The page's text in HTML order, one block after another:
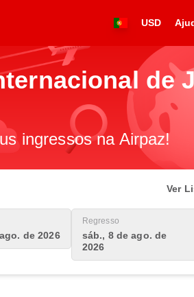
USD
de
ingressos na Airpaz!
Ver
de 2026
Regresso
sáb., 8 de ago. de
2026